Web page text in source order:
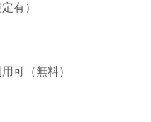
有）
可（無料）